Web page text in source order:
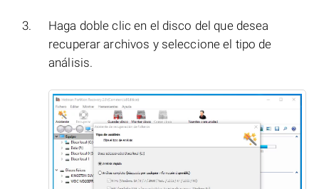
Haga doble clic en el disco del que desea
recuperar archivos y seleccione el tipo de
análisis.